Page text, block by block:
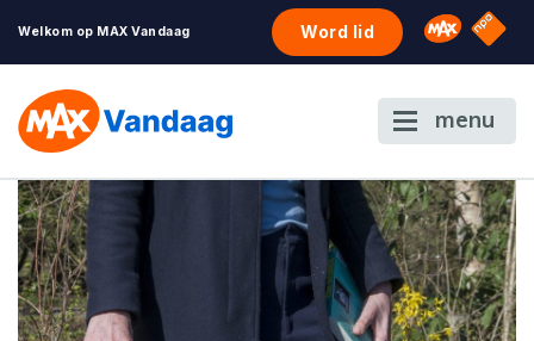
Welkom op MAX Vandaag Word lid Omroep
NPO
menu